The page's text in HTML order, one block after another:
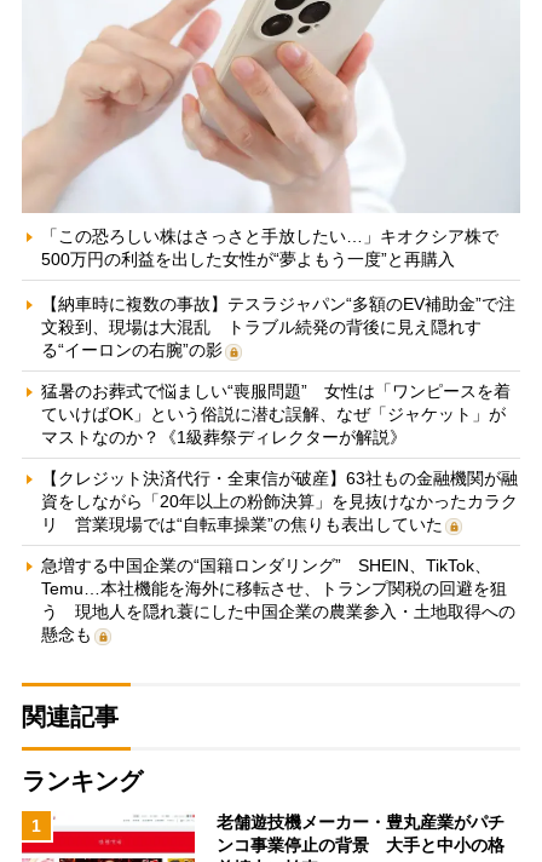
「この恐ろしい株はさっさと手放したい…」キオクシア株で
500万円の利益を出した女性が“夢よもう一度”と再購入
【納車時に複数の事故】テスラジャパン“多額のEV補助金”で注
文殺到、現場は大混乱 トラブル続発の背後に見え隠れす
る“イーロンの右腕”の影
猛暑のお葬式で悩ましい“喪服問題” 女性は「ワンピースを着
ていけばOK」という俗説に潜む誤解、なぜ「ジャケット」が
マストなのか？《1級葬祭ディレクターが解説》
【クレジット決済代行・全東信が破産】63社もの金融機関が融
資をしながら「20年以上の粉飾決算」を見抜けなかったカラク
リ 営業現場では“自転車操業”の焦りも表出していた
急増する中国企業の“国籍ロンダリング” SHEIN、TikTok、
Temu…本社機能を海外に移転させ、トランプ関税の回避を狙
う 現地人を隠れ蓑にした中国企業の農業参入・土地取得への
懸念も
関連記事
ランキング
1
老舗遊技機メーカー・豊丸産業がパチ
ンコ事業停止の背景 大手と中小の格